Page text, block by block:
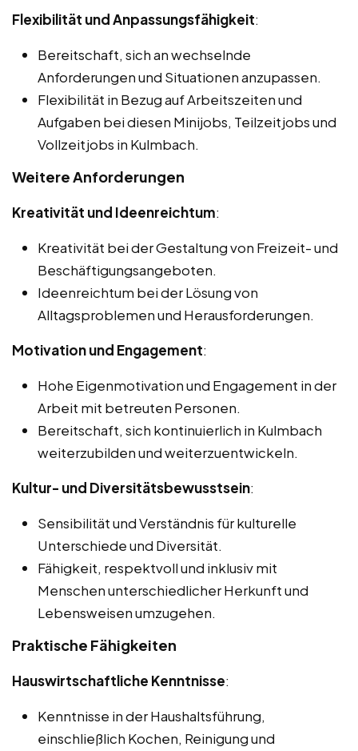
Flexibilität und Anpassungsfähigkeit:
Bereitschaft, sich an wechselnde
Anforderungen und Situationen anzupassen.
Flexibilität in Bezug auf Arbeitszeiten und
Aufgaben bei diesen Minijobs, Teilzeitjobs und
Vollzeitjobs in Kulmbach.
Weitere Anforderungen
Kreativität und Ideenreichtum:
Kreativität bei der Gestaltung von Freizeit- und
Beschäftigungsangeboten.
Ideenreichtum bei der Lösung von
Alltagsproblemen und Herausforderungen.
Motivation und Engagement:
Hohe Eigenmotivation und Engagement in der
Arbeit mit betreuten Personen.
Bereitschaft, sich kontinuierlich in Kulmbach
weiterzubilden und weiterzuentwickeln.
Kultur- und Diversitätsbewusstsein:
Sensibilität und Verständnis für kulturelle
Unterschiede und Diversität.
Fähigkeit, respektvoll und inklusiv mit
Menschen unterschiedlicher Herkunft und
Lebensweisen umzugehen.
Praktische Fähigkeiten
Hauswirtschaftliche Kenntnisse:
Kenntnisse in der Haushaltsführung,
einschließlich Kochen, Reinigung und